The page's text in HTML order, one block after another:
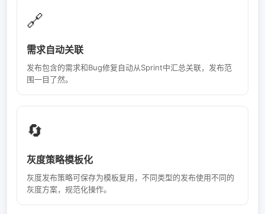
🔗
需求自动关联
发布包含的需求和Bug修复自动从Sprint中汇总关联，发布范
围一目了然。
🔄
灰度策略模板化
灰度发布策略可保存为模板复用，不同类型的发布使用不同的
灰度方案，规范化操作。